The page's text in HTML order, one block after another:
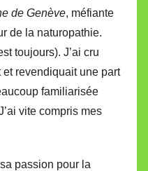
de Genève, méfiante
de la naturopathie.
toujours). J’ai cru
et revendiquait une part
familiarisée
vite compris mes
passion pour la